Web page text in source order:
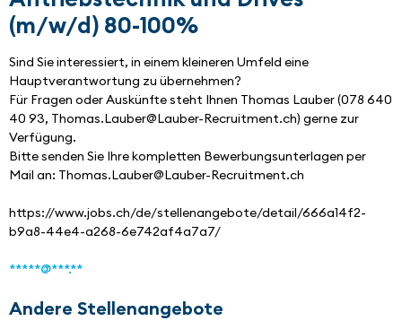
(m/w/d) 80-100%
Sind Sie interessiert, in einem kleineren Umfeld eine
Hauptverantwortung zu übernehmen?
Für Fragen oder Auskünfte steht Ihnen Thomas Lauber (078 640
40 93, Thomas.Lauber@Lauber-Recruitment.ch) gerne zur
Verfügung.
Bitte senden Sie Ihre kompletten Bewerbungsunterlagen per
Mail an: Thomas.Lauber@Lauber-Recruitment.ch
https://www.jobs.ch/de/stellenangebote/detail/666a14f2-
b9a8-44e4-a268-6e742af4a7a7/
*****@***.**
Andere Stellenangebote